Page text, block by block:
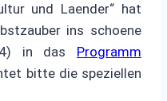
und Laender“ hat
ins schoene
in das Programm
bitte die speziellen